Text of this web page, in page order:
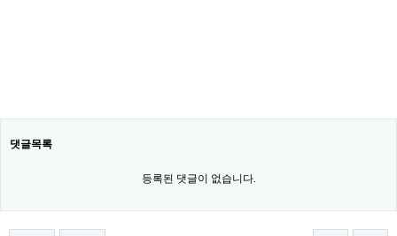
댓글목록
등록된 댓글이 없습니다.